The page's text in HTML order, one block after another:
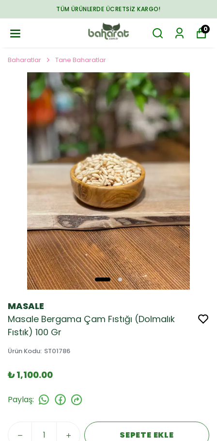
TÜM ÜRÜNLERDE ÜCRETSIZ KARGO!
0
Baharatlar Tane Baharatlar
MASALE
Masale Bergama Çam Fıstığı (Dolmalık
Fıstık) 100 Gr
Ürün Kodu: ST01786
₺ 1,100.00
Paylaş:
SEPETE EKLE